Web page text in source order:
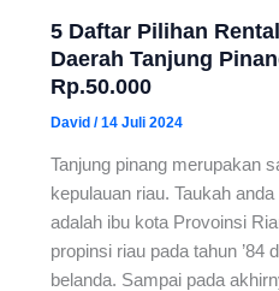
5 Daftar Pilihan
Daerah Tanjung
Rp.50.000
David /14 Juli 2024
Tanjung pinang merupakan
kepulauan riau. Taukah
adalah ibu kota Provoinsi
propinsi riau pada tahun ’84
belanda. Sampai pada